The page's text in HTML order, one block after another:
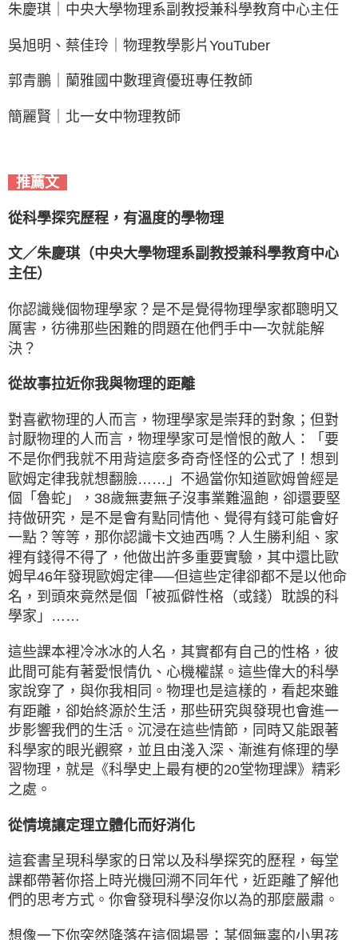
朱慶琪｜中央大學物理系副教授兼科學教育中心主任
吳旭明、蔡佳玲｜物理教學影片YouTuber
郭青鵬｜蘭雅國中數理資優班專任教師
簡麗賢｜北一女中物理教師
推薦文
從科學探究歷程，有溫度的學物理
文／朱慶琪（中央大學物理系副教授兼科學教育中心
主任）
你認識幾個物理學家？是不是覺得物理學家都聰明又
厲害，彷彿那些困難的問題在他們手中一次就能解
決？
從故事拉近你我與物理的距離
對喜歡物理的人而言，物理學家是崇拜的對象；但對
討厭物理的人而言，物理學家可是憎恨的敵人：「要
不是你們我就不用背這麼多奇奇怪怪的公式了！想到
歐姆定律我就想翻臉……」不過當你知道歐姆曾經是
個「魯蛇」，38歲無妻無子沒事業難溫飽，卻還要堅
持做研究，是不是會有點同情他、覺得有錢可能會好
一點？等等，那你認識卡文迪西嗎？人生勝利組、家
裡有錢得不得了，他做出許多重要實驗，其中還比歐
姆早46年發現歐姆定律──但這些定律卻都不是以他命
名，到頭來竟然是個「被孤僻性格（或錢）耽誤的科
學家」……
這些課本裡冷冰冰的人名，其實都有自己的性格，彼
此間可能有著愛恨情仇、心機權謀。這些偉大的科學
家說穿了，與你我相同。物理也是這樣的，看起來雖
有距離，卻始終源於生活，那些研究與發現也會進一
步影響我們的生活。沉浸在這些情節，同時又能跟著
科學家的眼光觀察，並且由淺入深、漸進有條理的學
習物理，就是《科學史上最有梗的20堂物理課》精彩
之處。
從情境讓定理立體化而好消化
這套書呈現科學家的日常以及科學探究的歷程，每堂
課都帶著你搭上時光機回溯不同年代，近距離了解他
們的思考方式。你會發現科學沒你以為的那麼嚴肅。
想像一下你突然降落在這個場景：某個無辜的小男孩